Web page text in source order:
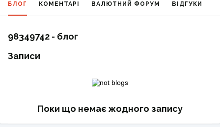
БЛОГ КОМЕНТАРІ ВАЛЮТНИЙ ФОРУМ ВІДГУКИ
98349742 - блог
Записи
Поки що немає жодного запису